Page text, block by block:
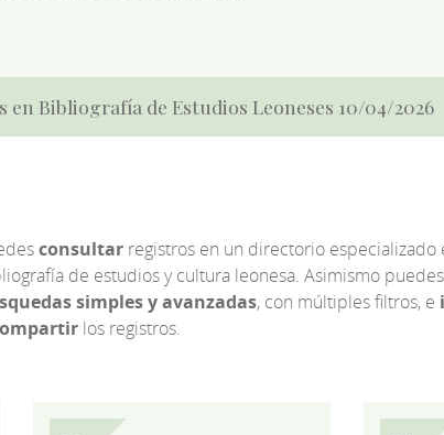
Bibliografía de Estudios Leoneses 10/04/2026
consultarregistros en un directorio especializado
de estudios y cultura leonesa. Asimismo
simples y avanzadas, con múltiples filtros, e
los registros.